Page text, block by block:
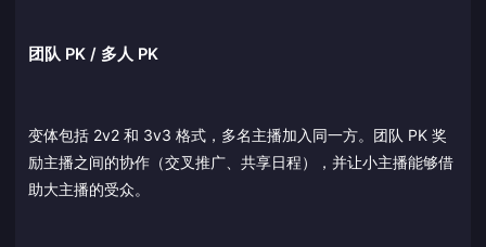
团队 PK / 多人 PK
变体包括 2v2 和 3v3 格式，多名主播加入同一方。团队 PK 奖
励主播之间的协作（交叉推广、共享日程），并让小主播能够借
助大主播的受众。